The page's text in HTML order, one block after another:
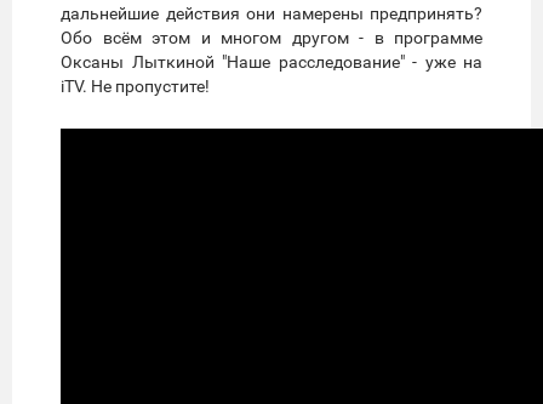
дальнейшие действия они намерены предпринять?
Обо всём этом и многом другом - в программе
Оксаны Лыткиной "Наше расследование" - уже на
iTV. Не пропустите!